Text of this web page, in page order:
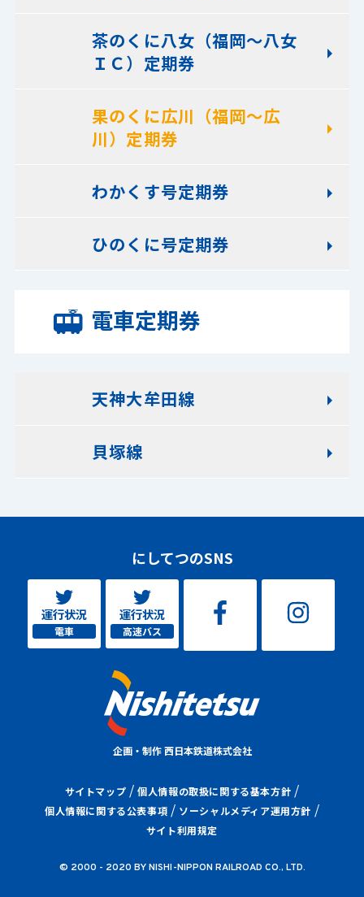
茶のくに八女（福岡～八女
ＩＣ）定期券
果のくに広川（福岡～広
川）定期券
わかくす号定期券
ひのくに号定期券
電車定期券
天神大牟田線
貝塚線
にしてつのSNS
運行状況
電車
運行状況
高速バス
企画・制作 西日本鉄道株式会社
サイトマップ
個人情報の取扱に関する基本方針
個人情報に関する公表事項
ソーシャルメディア運用方針
サイト利用規定
© 2000 - 2020 BY NISHI-NIPPON RAILROAD CO., LTD.